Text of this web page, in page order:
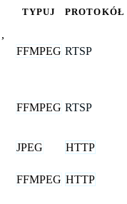
TYPUJ PROTOKÓŁ
,
FFMPEG RTSP
FFMPEG RTSP
JPEG HTTP
FFMPEG HTTP